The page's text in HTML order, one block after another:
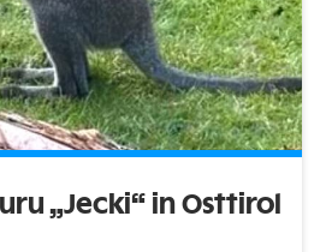
„Jecki“ in Osttirol